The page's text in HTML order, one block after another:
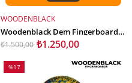
SEPETE EKLE
WOODENBLACK
Woodenblack Dem Fingerboard Deck
₺1.250,00
₺1.500,00
%17